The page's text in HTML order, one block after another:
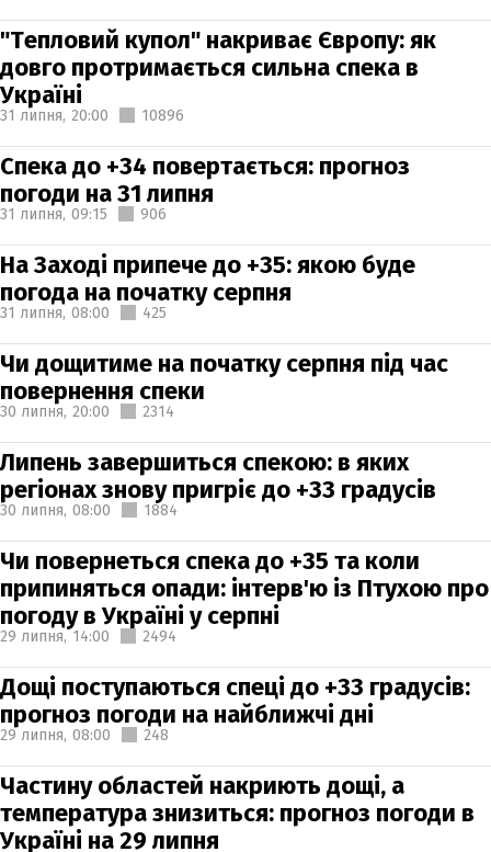
"Тепловий купол" накриває Європу: як
довго протримається сильна спека в
Україні
31 липня, 20:00 10896
Спека до +34 повертається: прогноз
погоди на 31 липня
31 липня, 09:15 906
На Заході припече до +35: якою буде
погода на початку серпня
31 липня, 08:00 425
Чи дощитиме на початку серпня під час
повернення спеки
30 липня, 20:00 2314
Липень завершиться спекою: в яких
регіонах знову пригріє до +33 градусів
30 липня, 08:00 1884
Чи повернеться спека до +35 та коли
припиняться опади: інтерв'ю із Птухою про
погоду в Україні у серпні
29 липня, 14:00 2494
Дощі поступаються спеці до +33 градусів:
прогноз погоди на найближчі дні
29 липня, 08:00 248
Частину областей накриють дощі, а
температура знизиться: прогноз погоди в
Україні на 29 липня